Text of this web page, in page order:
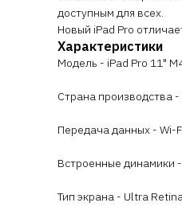
доступным для всех.
Новый iPad Pro
Характеристики
Модель - iPad Pro 11"
Страна производства
Передача данных - Wi-
Встроенные динамики
Тип экрана - Ultra